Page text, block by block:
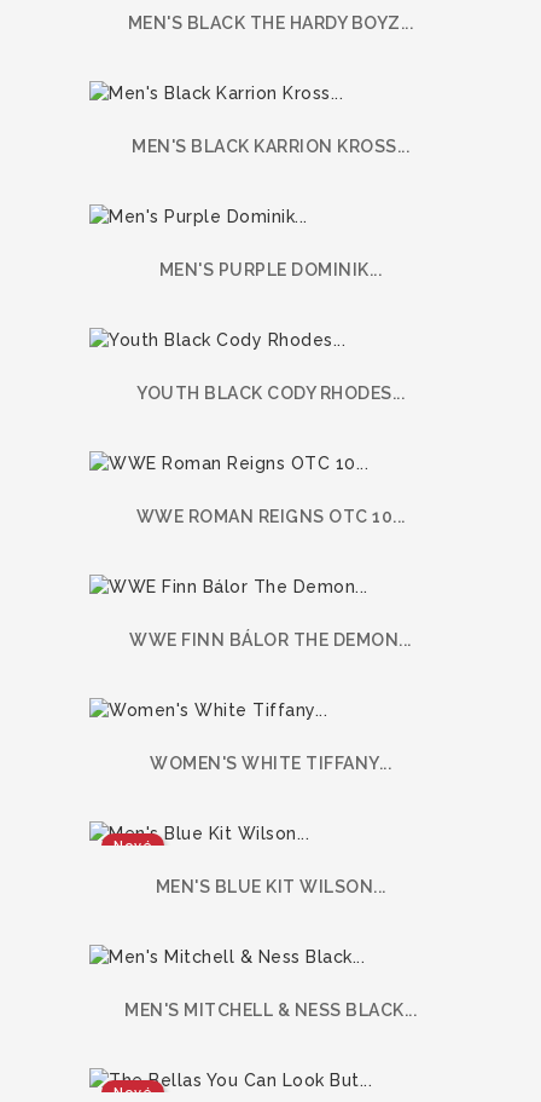
MEN'S BLACK THE HARDY BOYZ...
MEN'S BLACK KARRION KROSS...
MEN'S PURPLE DOMINIK...
YOUTH BLACK CODY RHODES...
WWE ROMAN REIGNS OTC 10...
WWE FINN BÁLOR THE DEMON...
WOMEN'S WHITE TIFFANY...
Nové
MEN'S BLUE KIT WILSON...
MEN'S MITCHELL & NESS BLACK...
Nové